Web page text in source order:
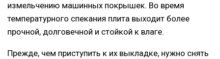
измельчению машинных покрышек. Во время
температурного спекания плита выходит более
прочной, долговечной и стойкой к влаге.
Прежде, чем приступить к их выкладке, нужно снять